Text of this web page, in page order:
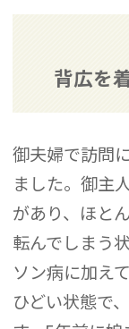
背広を
御夫婦で訪問
ました。御主
があり、ほと
転んでしまう
ソン病に加え
ひどい状態で